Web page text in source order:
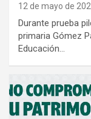
12 de mayo de
Durante prueba
primaria Gómez
Educación…